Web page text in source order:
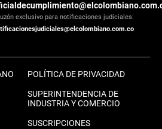
exclusivo para notificaciones judiciales:
POLÍTICA DE PRIVACIDAD
SUPERINTENDENCIA DE
INDUSTRIA Y COMERCIO
SUSCRIPCIONES